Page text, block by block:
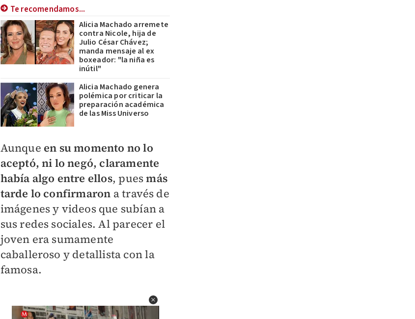
Te recomendamos...
Alicia Machado arremete
contra Nicole, hija de
Julio César Chávez;
manda mensaje al ex
boxeador: "la niña es
inútil"
Alicia Machado genera
polémica por criticar la
preparación académica
de las Miss Universo
Aunque en su momento no lo
aceptó, ni lo negó, claramente
había algo entre ellos, puesmás
tarde lo confirmaron a través de
imágenes y videos que subían a
sus redes sociales. Al parecer el
joven era sumamente
caballeroso y detallista con la
famosa.